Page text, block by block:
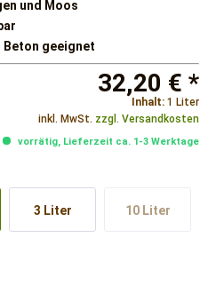
und Moos
Beton geeignet
32,20 € *
Inhalt: 1 Liter
inkl. MwSt. zzgl. Versandkosten
vorrätig, Lieferzeit ca. 1-3 Werktage
3 Liter 10 Liter